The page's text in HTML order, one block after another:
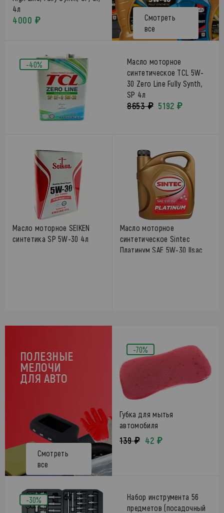
4л
4000 ₽
Смотреть
все
-40%
Масло моторное
синтетическое TCL 5W-
30 Zero Line Fully Synth,
SP 4л
8653 ₽ 5192 ₽
Масло моторное SEIKEN
синтетика SP 5W-30 4л
Масло моторное
синтетическое Sintec
Платинум SAE 5W-30 Ilsac
ПОЛЕЗНЫЕ
МЕЛОЧИ
ДЛЯ АВТО
Смотреть
все
-70%
Губка для мытья
автомобиля
139 ₽ 42 ₽
-30%
Набор инструмента 56
предметов (посадочный